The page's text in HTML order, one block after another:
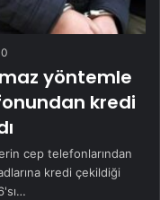
0
yöntemle
kredi
cep telefonlarından
kredi çekildiği